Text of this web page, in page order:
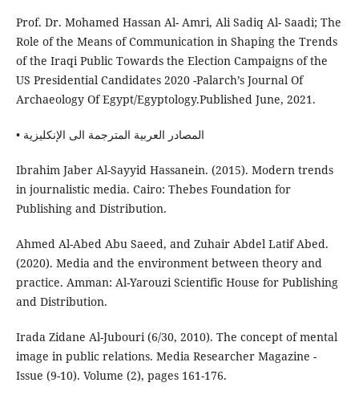
Prof. Dr. Mohamed Hassan Al- Amri, Ali Sadiq Al- Saadi; The
Role of the Means of Communication in Shaping the Trends
of the Iraqi Public Towards the Election Campaigns of the
US Presidential Candidates 2020 -Palarch’s Journal Of
Archaeology Of Egypt/Egyptology.Published June, 2021.
• المصادر العربية المترجمة الى الإنكليزية
Ibrahim Jaber Al-Sayyid Hassanein. (2015). Modern trends
in journalistic media. Cairo: Thebes Foundation for
Publishing and Distribution.
Ahmed Al-Abed Abu Saeed, and Zuhair Abdel Latif Abed.
(2020). Media and the environment between theory and
practice. Amman: Al-Yarouzi Scientific House for Publishing
and Distribution.
Irada Zidane Al-Jubouri (6/30, 2010). The concept of mental
image in public relations. Media Researcher Magazine -
Issue (9-10). Volume (2), pages 161-176.